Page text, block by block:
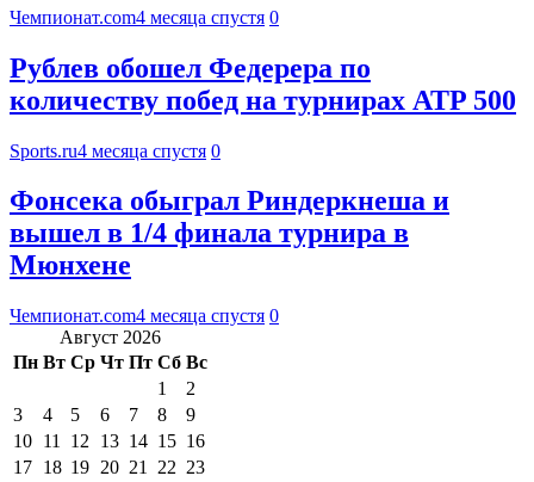
Чемпионат.com4 месяца спустя 0
Рублев обошел Федерера по
количеству побед на турнирах ATP 500
Sports.ru4 месяца спустя 0
Фонсека обыграл Риндеркнеша и
вышел в 1/4 финала турнира в
Мюнхене
Чемпионат.com4 месяца спустя 0
Август 2026
Пн Вт Ср Чт Пт Сб Вс
1
2
3
4 5 6 7 8
9
10 11 12 13 14 15 16
17 18 19 20 21 22 23